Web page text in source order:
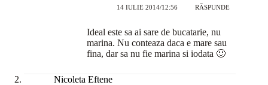
14 IULIE 2014/12:56 RĂSPUNDE
Ideal este sa ai sare de bucatarie, nu
marina. Nu conteaza daca e mare sau
fina, dar sa nu fie marina si iodata 🙂
Nicoleta Eftene